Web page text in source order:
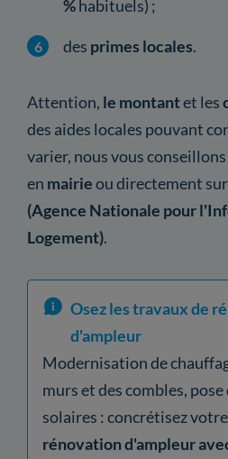
%habituels) ;
des primes locales.
Attention, le montantet les
des aides locales pouvant
varier, nous vous
en mairieou directement
(Agence Nationale pour
Logement).
Osez les travaux de
d'ampleur
Modernisation de
murs et des combles,
solaires : concrétisez votre
rénovation d'ampleur